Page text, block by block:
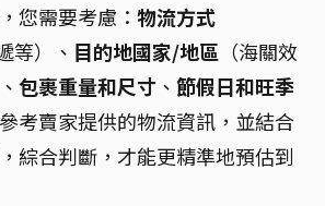
您需要考慮： 物流方式
等）、 目的地國家/地區 （海關效
包裹重量和尺寸 、 節假日和旺季
考賣家提供的物流資訊，並結合
綜合判斷，才能更精準地預估到